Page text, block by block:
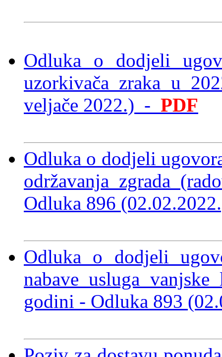
Odluka o dodjeli
uzorkivača zraka u
veljače 2022.) - PDF
Odluka o dodjeli
održavanja zgrada
Odluka 896
Odluka o dodjeli
nabave usluga
godini - Odluka 893